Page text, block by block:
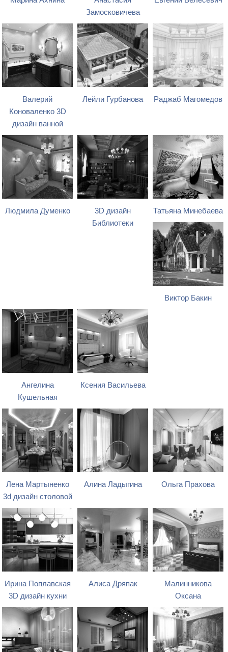
Замосковичева
Валерий
Коноваленко 3D
дизайн ванной
Лейли Гурбанова Раджаб Магомедов
Людмила Думенко
3D дизайн
Библиотеки
Татьяна Минебаева
Виктор Бакин
Ангелина
Кушельная
Ксения Васильева
Лена Мартыненко
3d дизайн столовой
Алина Ладыгина Ольга Прахова
Ирина Поплавская
3D дизайн кухни
Алиса Дряпак
Малинникова
Оксана